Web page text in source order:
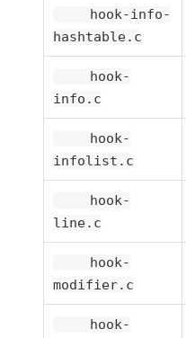
hook-info-
hashtable.c
hook-
info.c
hook-
infolist.c
hook-
line.c
hook-
modifier.c
hook-